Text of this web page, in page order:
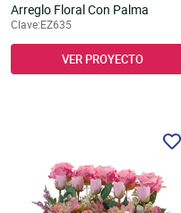
Arreglo Floral Con Palma
Clave:EZ635
VER PROYECTO